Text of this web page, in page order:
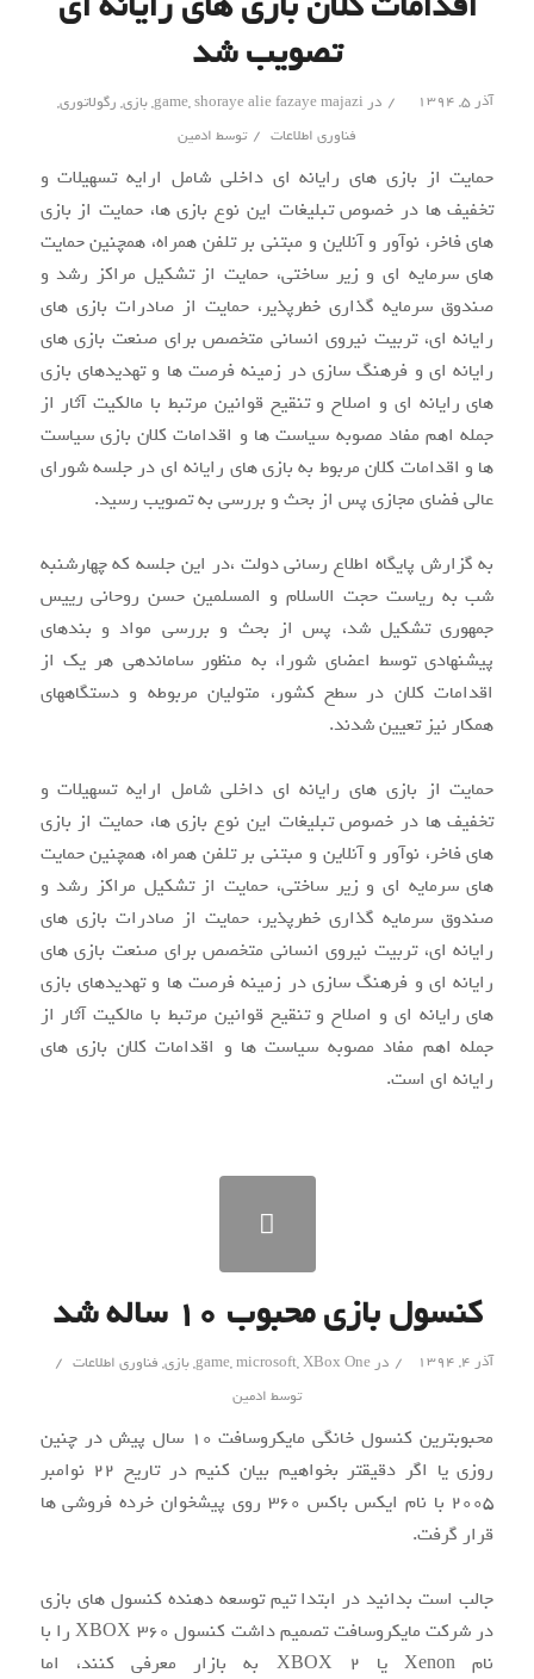
تصویب شد
آذر ۵, ۱۳۹۴ / در game,shoraye alie fazaye majazi
,بازی, رگولاتوری,
فناوری اطلاعات / توسط ادمین
حمایت از بازی های رایانه ای داخلی شامل ارایه تسهیلات و
تخفیف ها در خصوص تبلیغات این نوع بازی ها، حمایت از بازی
های فاخر، نوآور و آنلاین و مبتنی بر تلفن همراه، همچنین حمایت
های سرمایه ای و زیر ساختی، حمایت از تشکیل مراکز رشد و
صندوق سرمایه گذاری خطرپذیر، حمایت از صادرات بازی های
رایانه ای، تربیت نیروی انسانی متخصص برای صنعت بازی های
رایانه ای و فرهنگ سازی در زمینه فرصت ها و تهدیدهای بازی
های رایانه ای و اصلاح و تنقیح قوانین مرتبط با مالکیت آثار از
جمله اهم مفاد مصوبه سیاست ها و اقدامات کلان بازی سیاست
ها و اقدامات کلان مربوط به بازی های رایانه ای در جلسه شورای
عالی فضای مجازی پس از بحث و بررسی به تصویب رسید.
به گزارش پایگاه اطلاع رسانی دولت ،در این جلسه که چهارشنبه
شب به ریاست حجت الاسلام و المسلمین حسن روحانی رییس
جمهوری تشکیل شد، پس از بحث و بررسی مواد و بندهای
پیشنهادی توسط اعضای شورا، به منظور ساماندهی هر یک از
اقدامات کلان در سطح کشور، متولیان مربوطه و دستگاههای
همکار نیز تعیین شدند.
حمایت از بازی های رایانه ای داخلی شامل ارایه تسهیلات و
تخفیف ها در خصوص تبلیغات این نوع بازی ها، حمایت از بازی
های فاخر، نوآور و آنلاین و مبتنی بر تلفن همراه، همچنین حمایت
های سرمایه ای و زیر ساختی، حمایت از تشکیل مراکز رشد و
صندوق سرمایه گذاری خطرپذیر، حمایت از صادرات بازی های
رایانه ای، تربیت نیروی انسانی متخصص برای صنعت بازی های
رایانه ای و فرهنگ سازی در زمینه فرصت ها و تهدیدهای بازی
های رایانه ای و اصلاح و تنقیح قوانین مرتبط با مالکیت آثار از
جمله اهم مفاد مصوبه سیاست ها و اقدامات کلان بازی های
رایانه ای است.
کنسول بازی محبوب ۱۰ ساله شد
آذر ۴, ۱۳۹۴ / در game,microsoft,XBox One
,بازی, فناوری اطلاعات /
توسط ادمین
محبوب‏ترین کنسول خانگی مایکروسافت 10 سال پیش در چنین
روزی یا اگر دقیق‏تر بخواهیم بیان کنیم در تاریخ 22 نوامبر
2005 با نام ایکس‏ باکس 360 روی پیشخوان خرده ‏فروشی ‏ها
قرار گرفت.
جالب است بدانید در ابتدا تیم توسعه‏ دهنده کنسول ‏های بازی
در شرکت مایکروسافت تصمیم داشت کنسول XBOX 360 را با
نام Xenon یا XBOX 2 به بازار معرفی کنند، اما